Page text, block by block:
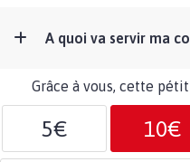
A quoi va servir ma
Grâce à vous, cette
5€ 10€